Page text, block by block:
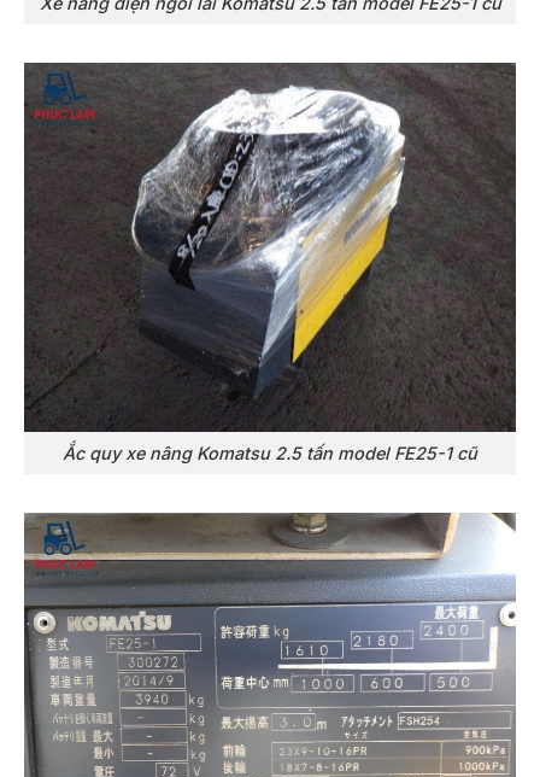
Ắc quy xe nâng Komatsu 2.5 tấn model FE25-1 cũ